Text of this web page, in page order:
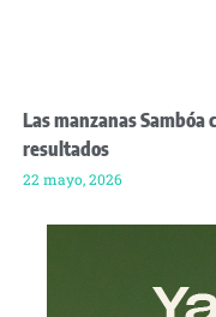
Las manzanas
resultados
22 mayo, 2026